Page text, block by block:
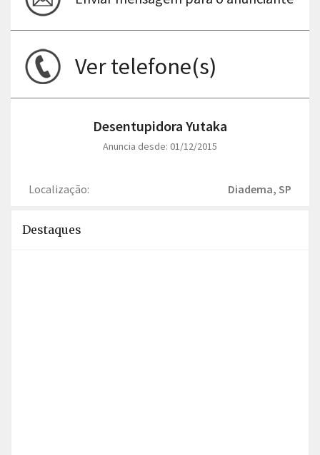
Ver telefone(s)
Desentupidora Yutaka
Anuncia desde: 01/12/2015
Localização: Diadema, SP
Destaques